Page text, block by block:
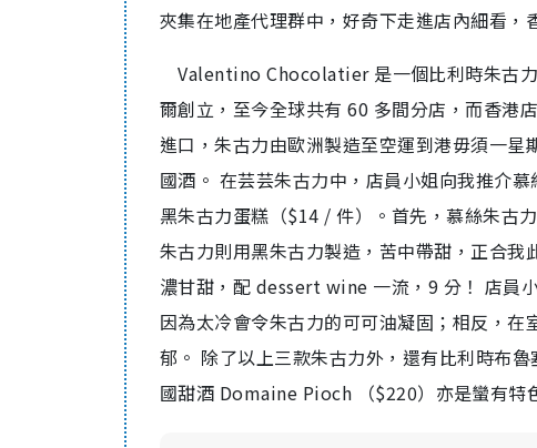
夾集在地產代理群中，好奇下走進店內細看，
Valentino Chocolatier 是一個比利時朱古
爾創立，至今全球共有 60 多間分店，而香港
進口，朱古力由歐洲製造至空運到港毋須一
國酒。 在芸芸朱古力中，店員小姐向我推介
黑朱古力蛋糕（$14 / 件）。首先，慕絲朱古
朱古力則用黑朱古力製造，苦中帶甜，正合
濃甘甜，配 dessert wine 一流，9 分！ 店員
因為太冷會令朱古力的可可油凝固；相反，
郁。 除了以上三款朱古力外，還有比利時布
國甜酒 Domaine Pioch （$220）亦是蠻有特